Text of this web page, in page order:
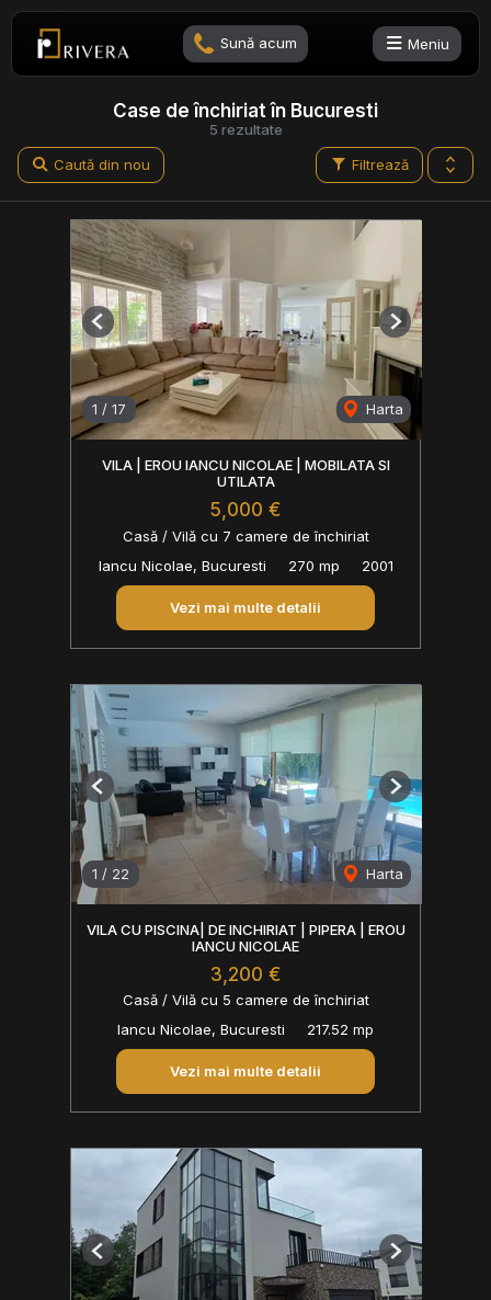
Sună acum Meniu
5 rezultate
Case de închiriat în Bucuresti
Filtrează
Caută din nou
1 / 17 Harta
Previous Next
VILA | EROU IANCU NICOLAE | MOBILATA SI
UTILATA
5,000 €
Casă / Vilă cu 7 camere de închiriat
Iancu Nicolae, Bucuresti
270 mp 2001
Vezi mai multe detalii
1 / 22 Harta
Previous Next
VILA CU PISCINA| DE INCHIRIAT | PIPERA | EROU
IANCU NICOLAE
3,200 €
Casă / Vilă cu 5 camere de închiriat
Iancu Nicolae, Bucuresti
217.52 mp
Vezi mai multe detalii
Previous Next